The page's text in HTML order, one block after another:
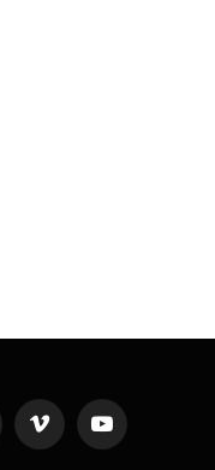
Vimeo YouTube